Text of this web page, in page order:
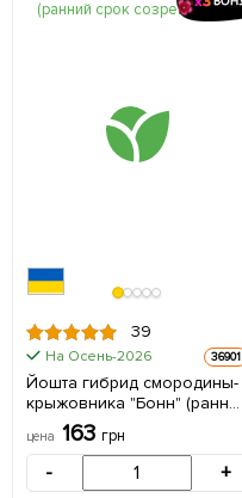
39
На Осень-2026 36901
Йошта гибрид смородины-
крыжовника "Бонн" (ранний
срок созревания) 1
саженец в упаковке
цена 163 грн
- +